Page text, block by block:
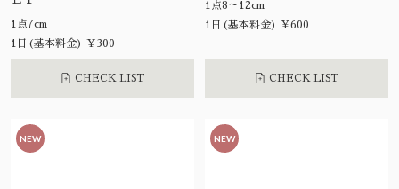
1点7cm
1日(基本料金) ¥300
CHECK LIST
1点8～12cm
1日(基本料金) ¥600
CHECK LIST
NEW NEW